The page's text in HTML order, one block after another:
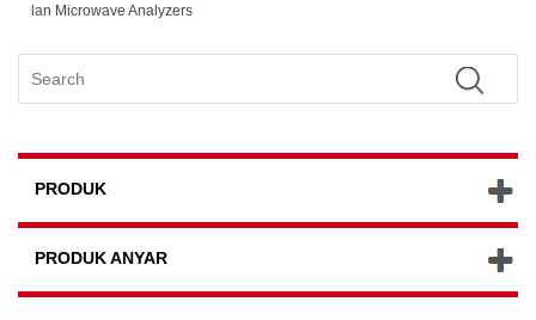
lan Microwave Analyzers
PRODUK
PRODUK ANYAR